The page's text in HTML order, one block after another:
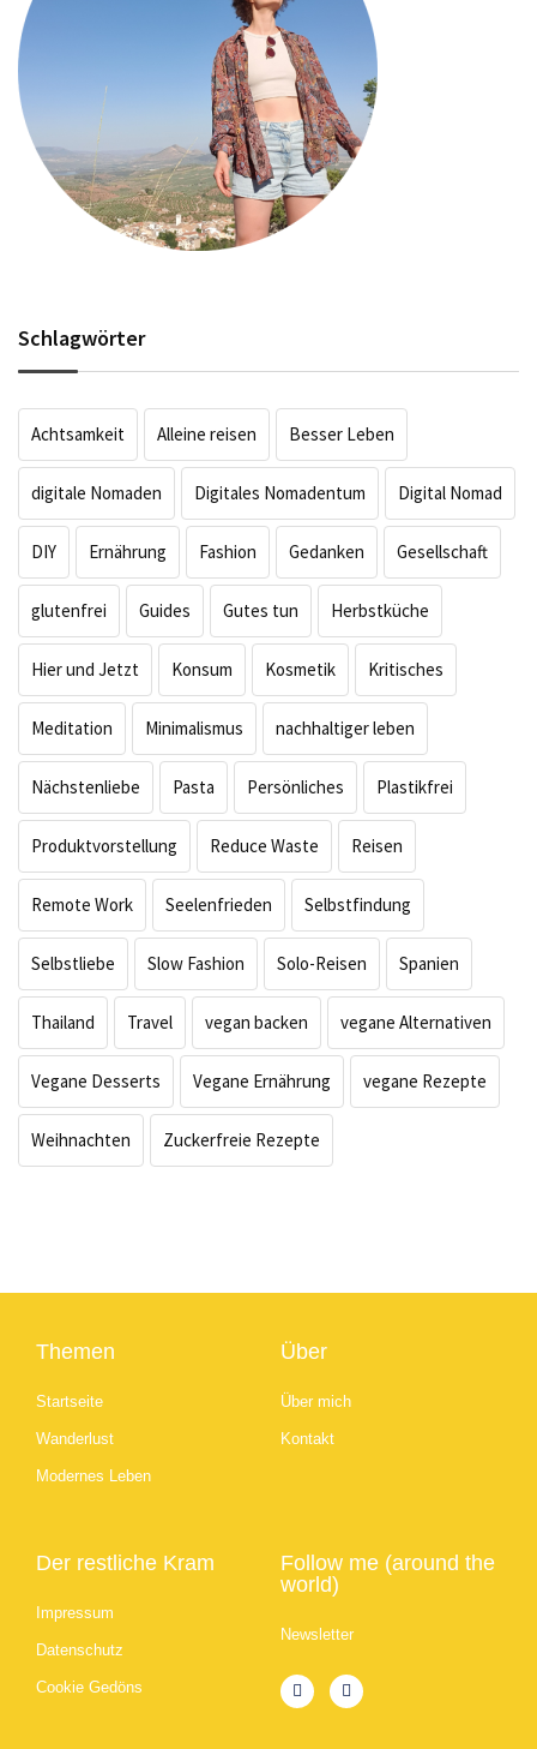
Schlagwörter
Achtsamkeit Alleine reisen Besser Leben
digitale Nomaden Digitales Nomadentum Digital Nomad
DIY Ernährung Fashion Gedanken Gesellschaft
glutenfrei Guides Gutes tun Herbstküche
Hier und Jetzt Konsum Kosmetik Kritisches
Meditation Minimalismus nachhaltiger leben
Nächstenliebe Pasta Persönliches Plastikfrei
Produktvorstellung Reduce Waste Reisen
Remote Work Seelenfrieden Selbstfindung
Selbstliebe Slow Fashion Solo-Reisen Spanien
Thailand Travel vegan backen vegane Alternativen
Vegane Desserts Vegane Ernährung vegane Rezepte
Weihnachten Zuckerfreie Rezepte
Themen
Startseite
Wanderlust
Modernes Leben
Über
Über mich
Kontakt
Der restliche Kram
Impressum
Datenschutz
Cookie Gedöns
Follow me (around the
world)
Newsletter